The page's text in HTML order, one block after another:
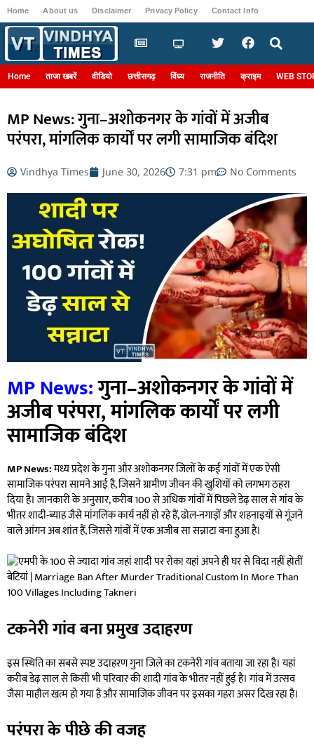
Home About us Disclaimer Privacy Policy Contact Info
Home ताजा खबरें वीडियो छत्तीसगढ़ विंध्य राजनीति क्राइम WEB
MP News: गुना–अशोकनगर के गांवों में अजीब
परंपरा, मांगलिक कार्यों पर लगी सामाजिक बंदिश
Vindhya Times June 30, 2026 7:31 pm No Comments
MP News:गुना–अशोकनगर के गांवों में
अजीब परंपरा, मांगलिक कार्यों पर लगी
सामाजिक बंदिश
MP News:मध्य प्रदेश के गुना और अशोकनगर जिलों के कई गांवों में एक ऐसी
सामाजिक परंपरा सामने आई है, जिसने ग्रामीण जीवन की खुशियों को लगभग ठहरा
दिया है। जानकारी के अनुसार, करीब 100 से अधिक गांवों में पिछले डेढ़ साल से गांव के
भीतर शादी-ब्याह जैसे मांगलिक कार्य नहीं हो रहे हैं, ढोल-नगाड़ों और शहनाइयों से गूंजने
वाले आंगन अब शांत हैं, जिससे गांवों में एक अजीब सा सन्नाटा बना हुआ है।
टकनेरी गांव बना प्रमुख उदाहरण
इस स्थिति का सबसे स्पष्ट उदाहरण गुना जिले का टकनेरी गांव बताया जा रहा है। यहां
करीब डेढ़ साल से किसी भी परिवार की शादी गांव के भीतर नहीं हुई है। गांव में उत्सव
जैसा माहौल खत्म हो गया है और सामाजिक जीवन पर इसका गहरा असर दिख रहा है।
परंपरा के पीछे की वजह